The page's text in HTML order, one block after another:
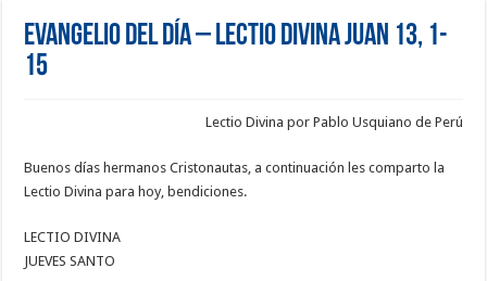
Evangelio del día – Lectio Divina Juan 13, 1-
15
Lectio Divina por Pablo Usquiano de Perú
Buenos días hermanos Cristonautas, a continuación les comparto la
Lectio Divina para hoy, bendiciones.
LECTIO DIVINA
JUEVES SANTO